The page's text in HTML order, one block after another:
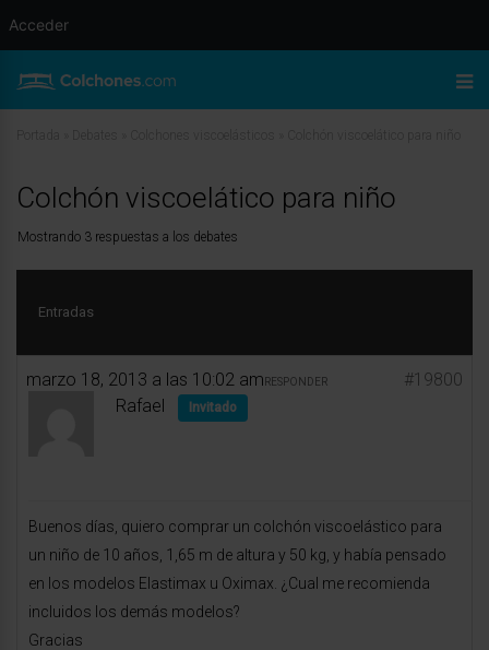
Colchón viscoelático para niño
Mostrando 3 respuestas a los debates
Entradas
marzo 18, 2013 a las 10:02 am #19800
RESPONDER
Rafael Invitado
Buenos días, quiero comprar un colchón viscoelástico para
un niño de 10 años, 1,65 m de altura y 50 kg, y había pensado
en los modelos Elastimax u Oximax. ¿Cual me recomienda
incluidos los demás modelos?
Gracias
Acceder